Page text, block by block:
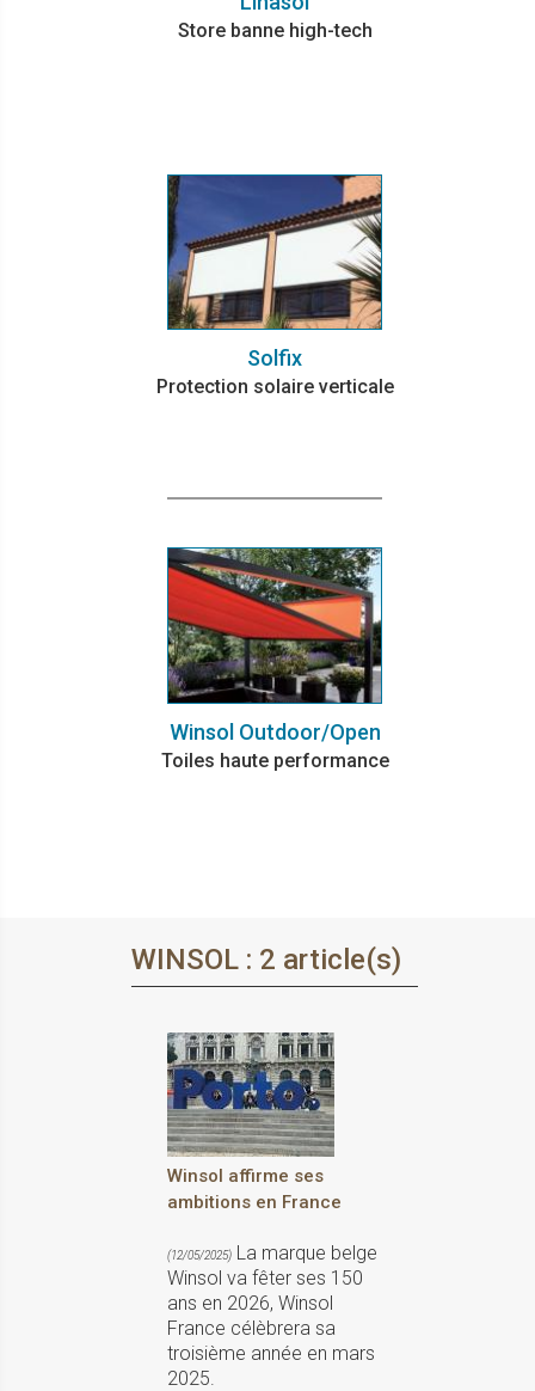
Store banne high-tech
Solfix
Protection solaire verticale
Winsol Outdoor/Open
Toiles haute performance
WINSOL : 2 article(s)
Winsol affirme ses
ambitions en France
(12/05/2025) La marque belge
Winsol va fêter ses 150
ans en 2026, Winsol
France célèbrera sa
troisième année en mars
2025.